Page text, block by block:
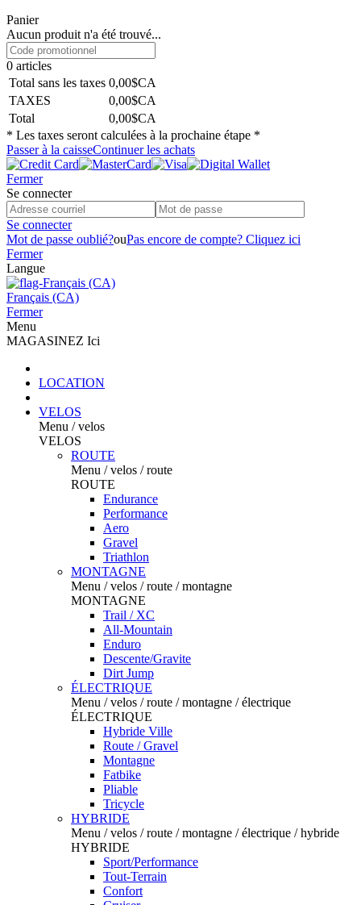
Panier
Aucun produit n'a été trouvé...
0 articles
Total sans les taxes 0,00$CA
TAXES
0,00$CA
Total
0,00$CA
* Les taxes seront calculées à la prochaine étape *
Passer à la caisseContinuer les achats
Fermer
Se connecter
Se connecter
Mot de passe oublié?ouPas encore de compte? Cliquez ici
Fermer
Langue
Français (CA)
Fermer
Menu
MAGASINEZ Ici
LOCATION
VELOS
Menu / velos
VELOS
ROUTE
Menu / velos / route
ROUTE
Endurance
Performance
Aero
Gravel
Triathlon
MONTAGNE
Menu / velos / route / montagne
MONTAGNE
Trail / XC
All-Mountain
Enduro
Descente/Gravite
Dirt Jump
ÉLECTRIQUE
Menu / velos / route / montagne / électrique
ÉLECTRIQUE
Hybride Ville
Route / Gravel
Montagne
Fatbike
Pliable
Tricycle
HYBRIDE
Menu / velos / route / montagne / électrique / hybride
HYBRIDE
Sport/Performance
Tout-Terrain
Confort